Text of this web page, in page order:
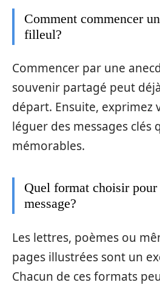
Comment commencer
filleul?
Commencer par une
souvenir partagé peut
départ. Ensuite, exprimez
léguer des messages clés
mémorables.
Quel format choisir pour
message?
Les lettres, poèmes ou
pages illustrées sont un
Chacun de ces formats